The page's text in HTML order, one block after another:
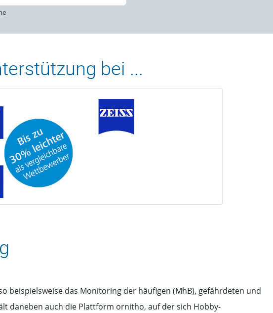
bei ...
beispielsweise das Monitoring der häufigen (MhB), gefährdeten und
daneben auch die Plattform ornitho, auf der sich Hobby-